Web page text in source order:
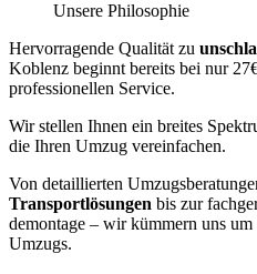
Unsere Philosophie
Hervorragende Qualität zu
Koblenz beginnt bereits bei nur
professionellen Service.
Wir stellen Ihnen ein breites
die Ihren Umzug vereinfachen.
Von detaillierten
Transportlösungen bis zur
demontage – wir kümmern uns um
Umzugs.